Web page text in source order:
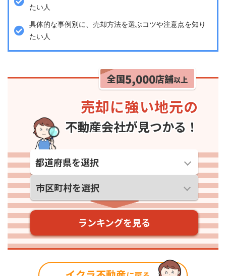
たい人
具体的な事例別に、売却方法を選ぶコツや注意点を知り
たい人